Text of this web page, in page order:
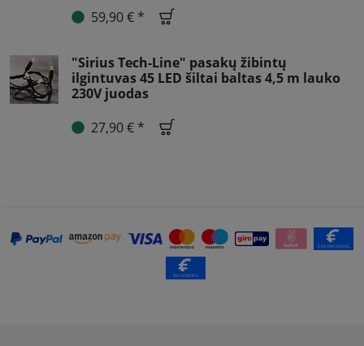
59,90 € *
"Sirius Tech-Line" pasakų žibintų
ilgintuvas 45 LED šiltai baltas 4,5 m lauko
230V juodas
27,90 € *